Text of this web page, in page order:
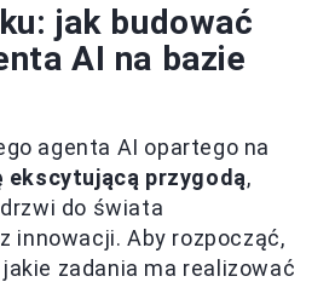
jak budować
AI na bazie
agenta AI opartego na
ekscytującą przygodą,
do świata
innowacji. Aby rozpocząć,
zadania ma realizować